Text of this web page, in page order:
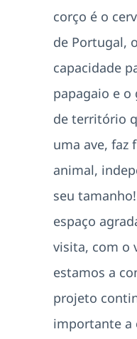
corço é o
de Portugal,
capacidade
papagaio e o
de território
uma ave, faz
animal,
seu
espaço
visita, com o
estamos a
projeto
importante a